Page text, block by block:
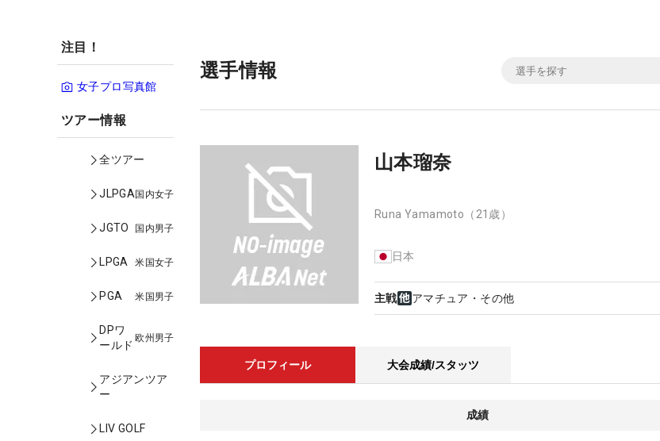
注目！
女子プロ写真館
ツアー情報
全ツアー
JLPGA国内女子
JGTO 国内男子
LPGA 米国女子
PGA 米国男子
DPワ
ールド
欧州男子
アジアンツア
ー
LIV GOLF
選手情報
山本瑠奈
Runa Yamamoto （21歳）
日本
主戦 アマチュア・その他
プロフィール 大会成績/スタッツ
成績